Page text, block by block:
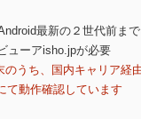
最新の２世代前まで
ューアisho.jpが必要
うち、国内キャリア経
て動作確認しています